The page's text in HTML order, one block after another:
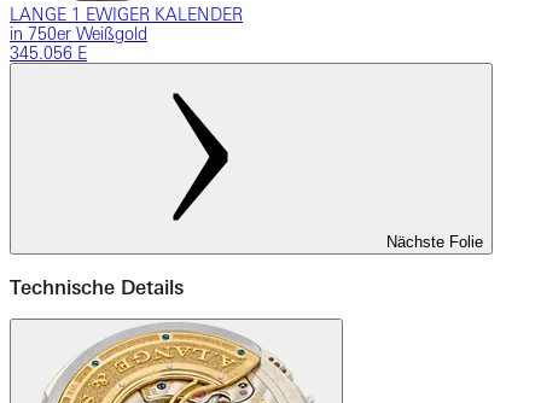
LANGE 1 EWIGER KALENDER
in 750er Weißgold
345.056 E
Nächste Folie
Technische Details